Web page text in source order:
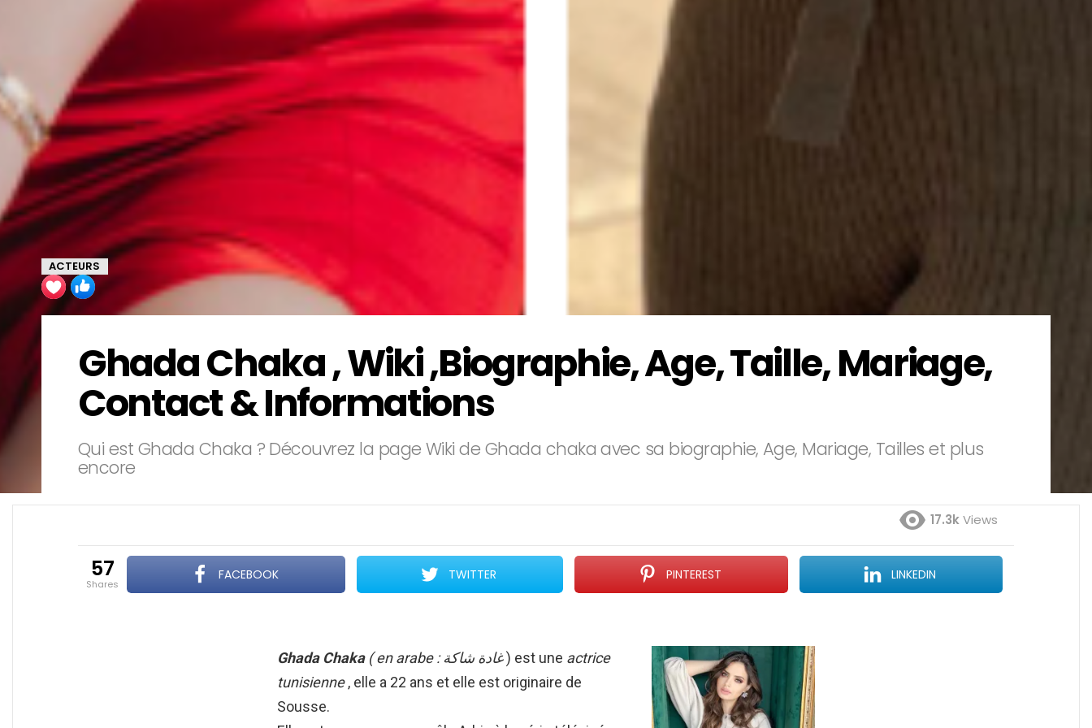
ACTEURS
Ghada Chaka , Wiki ,Biographie, Age, Taille, Mariage,
Contact & Informations
Qui est Ghada Chaka ? Découvrez la page Wiki de Ghada chaka avec sa biographie, Age, Mariage, Tailles et plus
encore
17.3kViews
57
shares
FACEBOOK TWITTER PINTEREST LINKEDIN
Ghada Chaka ( en arabe : غادة شاكة) est une actrice
tunisienne, elle a 22 ans et elle est originaire de
Sousse.